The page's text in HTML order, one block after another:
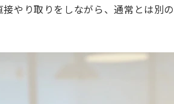
接やり取りをしながら、通常とは別